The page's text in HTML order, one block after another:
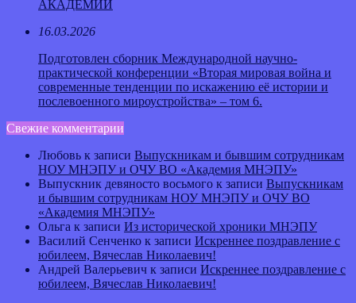
АКАДЕМИИ
16.03.2026
Подготовлен сборник Международной научно-
практической конференции «Вторая мировая война и
современные тенденции по искажению её истории и
послевоенного мироустройства» – том 6.
Свежие комментарии
Любовь к записи Выпускникам и бывшим сотрудникам
НОУ МНЭПУ и ОЧУ ВО «Академия МНЭПУ»
Выпускник девяносто восьмого к записи Выпускникам
и бывшим сотрудникам НОУ МНЭПУ и ОЧУ ВО
«Академия МНЭПУ»
Ольга к записи Из исторической хроники МНЭПУ
Василий Сенченко к записи Искреннее поздравление с
юбилеем, Вячеслав Николаевич!
Андрей Валерьевич к записи Искреннее поздравление с
юбилеем, Вячеслав Николаевич!